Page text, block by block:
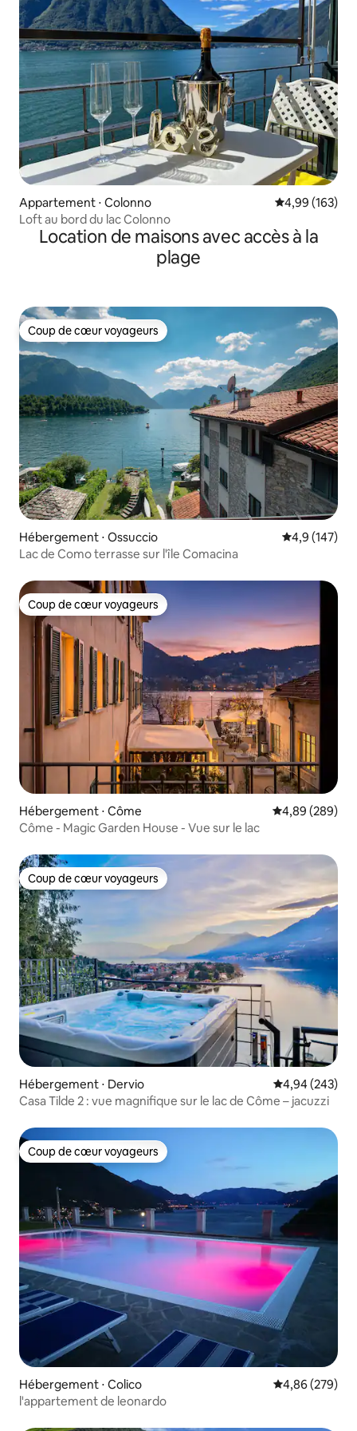
Appartement ⋅ Colonno Évaluation
4,99 (163)
Loft au bord du lac Colonno
Location de maisons avec accès à la
plage
Coup de cœur voyageurs
Coup de cœur voyageurs
Hébergement ⋅ Ossuccio Évaluation
4,9 (147)
Lac de Como terrasse sur l'île Comacina
Coup de cœur voyageurs
Coup de cœur voyageurs
Hébergement ⋅ Côme Évaluation
4,89 (289)
Côme - Magic Garden House - Vue sur le lac
Coup de cœur voyageurs
Coup de cœur voyageurs
Hébergement ⋅ Dervio Évaluation
4,94 (243)
Casa Tilde 2 : vue magnifique sur le lac de Côme – jacuzzi
Coup de cœur voyageurs
Coup de cœur voyageurs
Hébergement ⋅ Colico Évaluation
4,86 (279)
l'appartement de leonardo